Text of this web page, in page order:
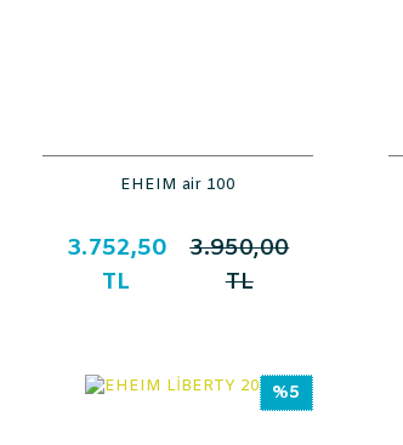
EHEIM air 100
3.752,50
TL
3.950,00
TL
%5